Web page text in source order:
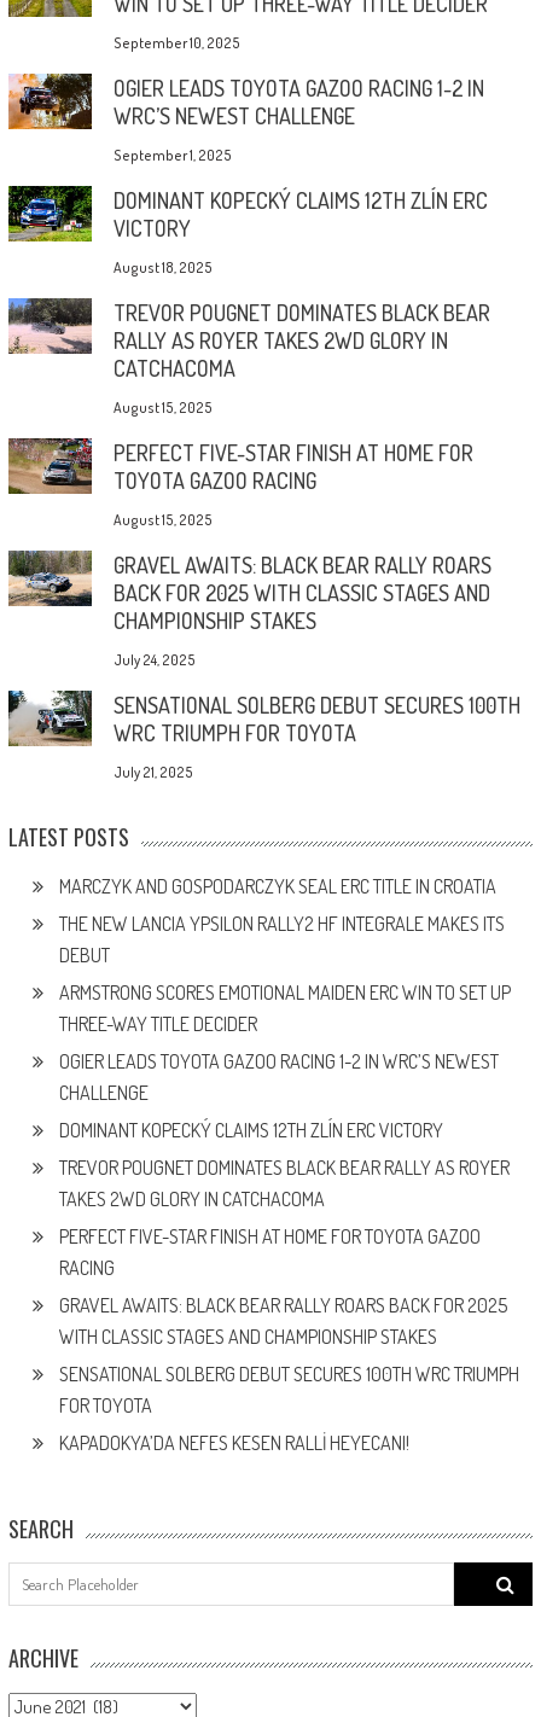
September 10, 2025
OGIER LEADS TOYOTA GAZOO RACING 1-2 IN
WRC’S NEWEST CHALLENGE
September 1, 2025
DOMINANT KOPECKÝ CLAIMS 12TH ZLÍN ERC
VICTORY
August 18, 2025
TREVOR POUGNET DOMINATES BLACK BEAR
RALLY AS ROYER TAKES 2WD GLORY IN
CATCHACOMA
August 15, 2025
PERFECT FIVE-STAR FINISH AT HOME FOR
TOYOTA GAZOO RACING
August 15, 2025
GRAVEL AWAITS: BLACK BEAR RALLY ROARS
BACK FOR 2025 WITH CLASSIC STAGES AND
CHAMPIONSHIP STAKES
July 24, 2025
SENSATIONAL SOLBERG DEBUT SECURES 100TH
WRC TRIUMPH FOR TOYOTA
July 21, 2025
LATEST POSTS
MARCZYK AND GOSPODARCZYK SEAL ERC TITLE IN CROATIA
THE NEW LANCIA YPSILON RALLY2 HF INTEGRALE MAKES ITS
DEBUT
ARMSTRONG SCORES EMOTIONAL MAIDEN ERC WIN TO SET UP
THREE-WAY TITLE DECIDER
OGIER LEADS TOYOTA GAZOO RACING 1-2 IN WRC’S NEWEST
CHALLENGE
DOMINANT KOPECKÝ CLAIMS 12TH ZLÍN ERC VICTORY
TREVOR POUGNET DOMINATES BLACK BEAR RALLY AS ROYER
TAKES 2WD GLORY IN CATCHACOMA
PERFECT FIVE-STAR FINISH AT HOME FOR TOYOTA GAZOO
RACING
GRAVEL AWAITS: BLACK BEAR RALLY ROARS BACK FOR 2025
WITH CLASSIC STAGES AND CHAMPIONSHIP STAKES
SENSATIONAL SOLBERG DEBUT SECURES 100TH WRC TRIUMPH
FOR TOYOTA
KAPADOKYA’DA NEFES KESEN RALLİ HEYECANI!
SEARCH
Search
for:
ARCHIVE
ARCHIVE